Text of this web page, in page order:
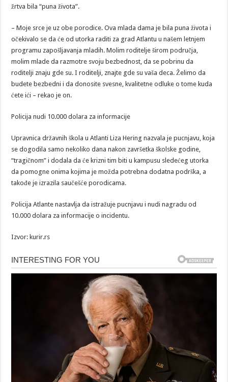
žrtva bila “puna života”.
– Moje srce je uz obe porodice. Ova mlada dama je bila puna života i
očekivalo se da će od utorka raditi za grad Atlantu u našem letnjem
programu zapošljavanja mladih. Molim roditelje širom područja,
molim mlade da razmotre svoju bezbednost, da se pobrinu da
roditelji znaju gde su. I roditelji, znajte gde su vaša deca. Želimo da
budete bezbedni i da donosite svesne, kvalitetne odluke o tome kuda
ćete ići – rekao je on.
Policija nudi 10.000 dolara za informacije
Upravnica državnih škola u Atlanti Liza Hering nazvala je pucnjavu, koja
se dogodila samo nekoliko dana nakon završetka školske godine,
“tragičnom” i dodala da će krizni tim biti u kampusu sledećeg utorka
da pomogne onima kojima je možda potrebna dodatna podrška, a
takođe je izrazila saučešće porodicama.
Policija Atlante nastavlja da istražuje pucnjavu i nudi nagradu od
10.000 dolara za informacije o incidentu.
Izvor: kurir.rs